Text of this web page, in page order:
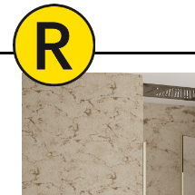
Home /